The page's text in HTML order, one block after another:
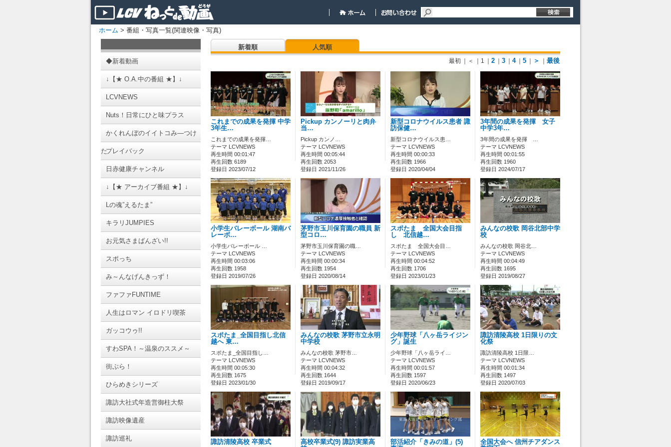
ホーム > 番組・写真一覧(関連映像・写真)
◆新着動画
↓【★ O.A.中の番組 ★】↓
LCVNEWS
Nuts！日常にひと味プラス
かくれんぼのイイトコみ―つけ
たプレイバック
日赤健康チャンネル
↓【★ アーカイブ番組 ★】↓
Lの魂”えるたま”
キラリJUMPIES
お元気さまばんざい!!
スポっち
み～んなげんきっず！
ファファFUNTIME
人生はロマン イロドリ喫茶
ガッコウゥ!!
すわSPA！～温泉のススメ～
街ぶら！
ひらめきシリーズ
諏訪大社式年造営御柱大祭
諏訪映像遺産
諏訪巡礼
新着順 人気順
最初 ｜＜ ｜1 2 3 4 5 ＞ 最後
これまでの成果を発揮 中学
3年生…
これまでの成果を発揮…
テーマ LCVNEWS
再生時間 00:01:47
再生回数 6189
登録日 2023/07/12
Pickup カンノーリと肉弁
当…
Pickup カンノ…
テーマ LCVNEWS
再生時間 00:05:44
再生回数 2053
登録日 2021/11/26
新型コロナウイルス患者 諏
訪保健…
新型コロナウイルス患…
テーマ LCVNEWS
再生時間 00:00:33
再生回数 1966
登録日 2020/04/04
3年間の成果を発揮 女子
中学3年…
3年間の成果を発揮 …
テーマ LCVNEWS
再生時間 00:01:55
再生回数 1960
登録日 2024/07/17
小学生バレーボール 湖南バ
レーボ…
小学生バレーボール …
テーマ LCVNEWS
再生時間 00:03:06
再生回数 1958
登録日 2019/07/26
茅野市玉川保育園の職員 新
型コロ…
茅野市玉川保育園の職…
テーマ LCVNEWS
再生時間 00:00:34
再生回数 1954
登録日 2020/08/14
スポたま 全国大会目指
し 北信越…
スポたま 全国大会目…
テーマ LCVNEWS
再生時間 00:04:52
再生回数 1706
登録日 2023/01/23
みんなの校歌 岡谷北部中学
校
みんなの校歌 岡谷北…
テーマ LCVNEWS
再生時間 00:04:49
再生回数 1695
登録日 2019/08/27
スポたま_全国目指し北信
越へ 東…
スポたま_全国目指し…
テーマ LCVNEWS
再生時間 00:05:30
再生回数 1675
登録日 2023/01/30
みんなの校歌 茅野市立永明
中学校
みんなの校歌 茅野市…
テーマ LCVNEWS
再生時間 00:04:32
再生回数 1644
登録日 2019/09/17
少年野球「八ヶ岳ライジン
グ」誕生
少年野球「八ヶ岳ライ…
テーマ LCVNEWS
再生時間 00:01:57
再生回数 1597
登録日 2020/06/23
諏訪清陵高校 1日限りの文
化祭
諏訪清陵高校 1日限…
テーマ LCVNEWS
再生時間 00:01:34
再生回数 1497
登録日 2020/07/03
諏訪清陵高校 卒業式
高校卒業式(9) 諏訪実業高
部活紹介「きみの道」(5)
全国大会へ 信州チアダンス